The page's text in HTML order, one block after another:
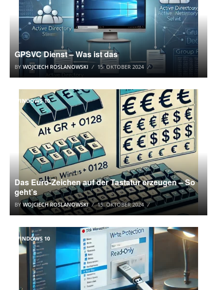
GPSVC Dienst – Was ist das
BY WOJCIECH ROSLANOWSKI 15. OKTOBER 2024
WINDOWS 10
Das Euro-Zeichen auf der Tastatur erzeugen – So
geht’s
BYWOJCIECH ROSLANOWSKI 15. OKTOBER 2024
WINDOWS 10